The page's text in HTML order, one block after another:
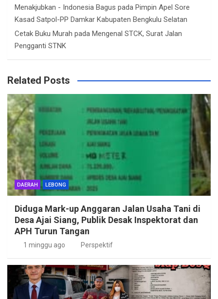
Menakjubkan - Indonesia Bagus pada Pimpin Apel Sore
Kasad Satpol-PP Damkar Kabupaten Bengkulu Selatan
Cetak Buku Murah pada Mengenal STCK, Surat Jalan
Pengganti STNK
Related Posts
DAERAH LEBONG
Diduga Mark-up Anggaran Jalan Usaha Tani di
Desa Ajai Siang, Publik Desak Inspektorat dan
APH Turun Tangan
1 minggu ago Perspektif